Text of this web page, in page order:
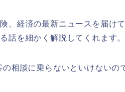
、経済の最新ニュースを届け
話を細かく解説してくれます。
の相談に乗らないといけないの